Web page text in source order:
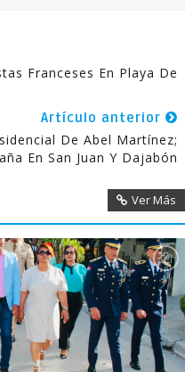
Franceses En Playa De
Artículo anterior
De Abel Martínez;
En San Juan Y Dajabón
Ver Más